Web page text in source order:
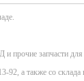
прочие запчасти для
92, а также со склада